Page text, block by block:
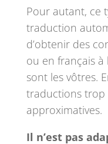
Pour autant, ce
traduction
d’obtenir des
ou en français
sont les vôtres.
traductions trop
approximatives.
Il n’est pas